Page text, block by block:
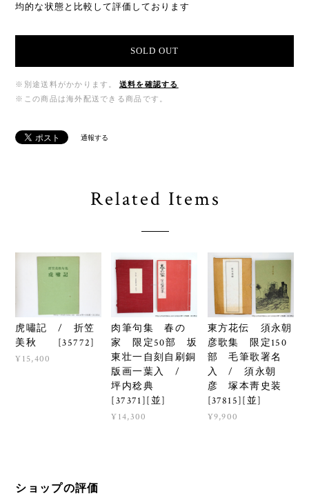
均的な状態と比較して評価しております
SOLD OUT
※別途送料がかかります。
送料を確認する
※この商品は海外配送できる商品です。
通報する
Related Items
虎嘯記 / 折笠
美秋 [35772]
¥15,400
肉筆句集 春の
家 限定50部 坂
東壮一自刻自刷銅
版画一葉入 /
坪内稔典
[37371][並]
¥14,300
東方花伝 須永朝
彦歌集 限定150
部 毛筆歌署名
入 / 須永朝
彦 塚本靑史装
[37815][並]
¥9,900
ショップの評価